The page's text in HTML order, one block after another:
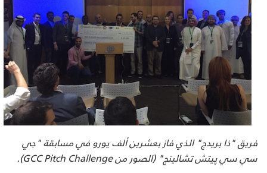
فريق "ذا بريدج" الذي فاز بعشرين ألف يورو في مسابقة "جي
سي سيپيتش تشالينج" (الصور منGCC Pitch Challenge
).